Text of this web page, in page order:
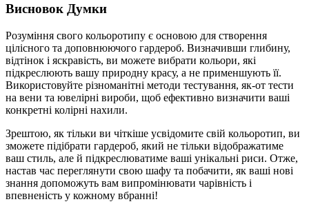
Висновок Думки
Розуміння свого кольоротипу є основою для створення
цілісного та доповнюючого гардероб. Визначивши глибину,
відтінок і яскравість, ви можете вибрати кольори, які
підкреслюють вашу природну красу, а не применшують її.
Використовуйте різноманітні методи тестування, як-от тести
на вени та ювелірні вироби, щоб ефективно визначити ваші
конкретні колірні нахили.
Зрештою, як тільки ви чіткіше усвідомите свій кольоротип, ви
зможете підібрати гардероб, який не тільки відображатиме
ваш стиль, але й підкреслюватиме ваші унікальні риси. Отже,
настав час переглянути свою шафу та побачити, як ваші нові
знання допоможуть вам випромінювати чарівність і
впевненість у кожному вбранні!